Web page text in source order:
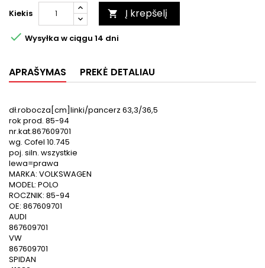
Kiekis
 Į krepšelį
 Wysyłka w ciągu 14 dni
APRAŠYMAS PREKĖ DETALIAU
dł.robocza[cm]linki/pancerz 63,3/36,5
rok prod. 85-94
nr.kat.867609701
wg. Cofel 10.745
poj. siln. wszystkie
lewa=prawa
MARKA: VOLKSWAGEN
MODEL: POLO
ROCZNIK: 85-94
OE: 867609701
AUDI
867609701
VW
867609701
SPIDAN